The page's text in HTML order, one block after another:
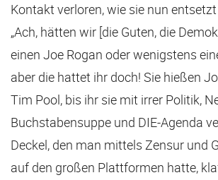
Kontakt verloren, wie sie nun
„Ach, hätten wir [die Guten, die
einen Joe Rogan oder wenigstens
aber die hattet ihr doch! Sie hießen
Tim Pool, bis ihr sie mit irrer Politik,
Buchstabensuppe und DIE-Agenda
Deckel, den man mittels Zensur und
auf den großen Plattformen hatte,